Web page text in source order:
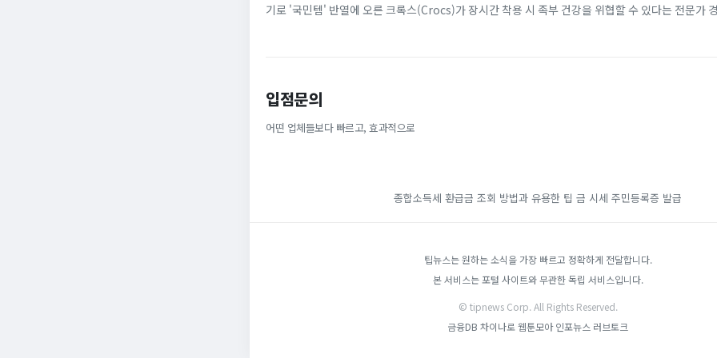
기로 '국민템' 반열에 오른 크록스(Crocs)가 장시간 착용 시 족부 건강을 위협할 수 있다는 전문가 경
입점문의
어떤 업체들보다 빠르고, 효과적으로
종합소득세 환급금 조회 방법과 유용한 팁 금 시세 주민등록증 발급
팁뉴스는 원하는 소식을 가장 빠르고 정확하게 전달합니다.
본 서비스는 포털 사이트와 무관한 독립 서비스입니다.
© tipnews Corp. All Rights Reserved.
금융DB 차이나로웹툰모아 인포뉴스 러브토크